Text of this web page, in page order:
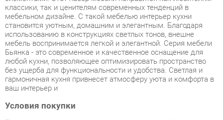
мебель воспринимается легкой и элегантной. Серия мебели
Бьянка - это современное и качественное оснащение для
любой кухни, позволяющее оптимизировать пространство
без ущерба для функциональности и удобства. Светлая и
гармоничная кухня привнесет атмосферу уюта и комфорта в
ваш интерьер и
Условия покупки
Благодаря качественным фото, исчерпывающей информации
о характеристиках и параметрах, а также отзывам
Екатеринбург» купить товар «Кухонный гарнитур ширина 200